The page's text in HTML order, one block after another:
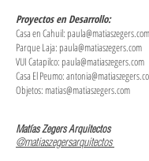
Proyectos en Desarrollo:
Casa en Cahuil: paula@matiaszegers.com
Parque Laja: paula@matiaszegers.com
VUI Catapilco: paula@matiaszegers.com
Casa El Peumo:
Objetos: matias@matiaszegers.com
Matías Zegers Arquitectos
@matiaszegersarquitectos